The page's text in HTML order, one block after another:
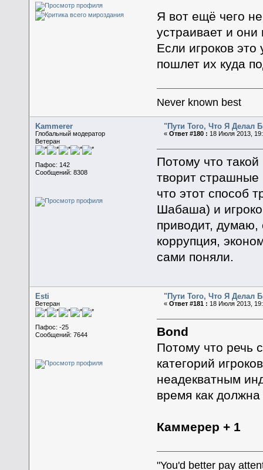
Я вот ещё чего
устраивает и они
Если игроков
пошлет их куда
Never known best
Kammerer
Глобальный модератор
Ветеран
Пафос: 142
Сообщений: 8308
"Пути Того, Что Я
«Ответ #180 : 18 Июля 2013,
Потому что такой
творит страшные
что этот способ
Шабаша) и
приводит, думаю,
коррупция,
сами поняли.
Esti
Ветеран
Пафос: -25
Сообщений: 7644
"Пути Того, Что Я
«Ответ #181 : 18 Июля 2013,
Bond
Потому что речь
категорий
неадекватным
время как
Каммерер + 1
"You'd better pay